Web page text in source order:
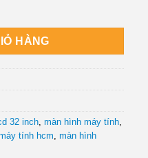
32" LC32JG50QQEXXV
HÀNG
32 inch, màn hình máy tính,
tính hcm, màn hình